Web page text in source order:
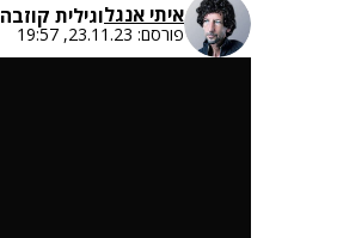
איתי אנגלוגילית קוזבה
פורסם: 23.11.23, 19:57